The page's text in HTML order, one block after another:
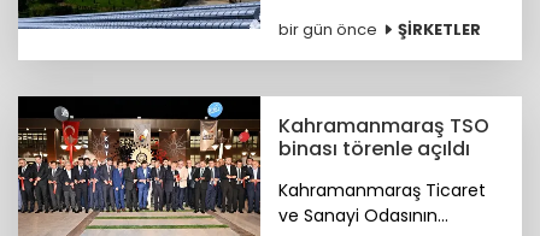
mesajıyla 62 yıllık köklü
sanayi mirasını ve küresel
bir gün önce ŞİRKETLER
Kahramanmaraş TSO
binası törenle açıldı
Kahramanmaraş Ticaret
ve Sanayi Odasının